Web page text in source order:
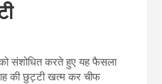
को संशोधित करते हुए यह फैसला
की छुट्टी खत्म कर चीफ